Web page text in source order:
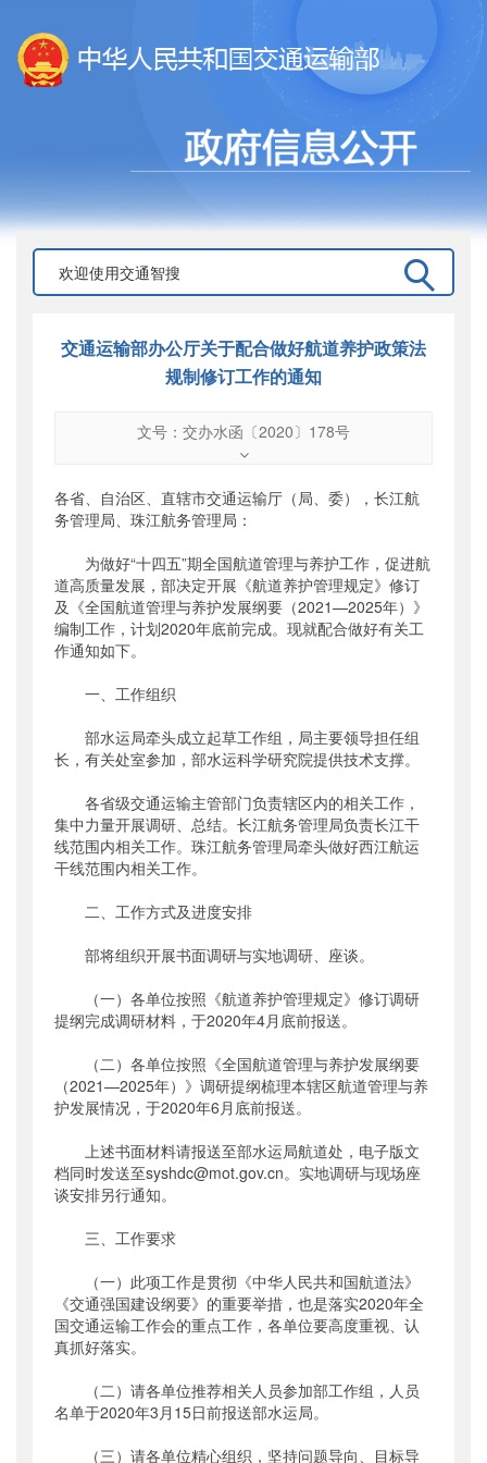
交通运输部办公厅关于配合做好航道养护政策法
规制修订工作的通知
文号：交办水函〔2020〕178号
交办水函〔2020〕178号
公开日期：2020年02月20日
机构分类：水运局
主题分类：其他
公文类型：部办公厅函
各省、自治区、直辖市交通运输厅（局、委），长江航
务管理局、珠江航务管理局：
为做好“十四五”期全国航道管理与养护工作，促进航
道高质量发展，部决定开展《航道养护管理规定》修订
及《全国航道管理与养护发展纲要（2021—2025年）》
编制工作，计划2020年底前完成。现就配合做好有关工
作通知如下。
一、工作组织
部水运局牵头成立起草工作组，局主要领导担任组
长，有关处室参加，部水运科学研究院提供技术支撑。
各省级交通运输主管部门负责辖区内的相关工作，
集中力量开展调研、总结。长江航务管理局负责长江干
线范围内相关工作。珠江航务管理局牵头做好西江航运
干线范围内相关工作。
二、工作方式及进度安排
部将组织开展书面调研与实地调研、座谈。
（一）各单位按照《航道养护管理规定》修订调研
提纲完成调研材料，于2020年4月底前报送。
（二）各单位按照《全国航道管理与养护发展纲要
（2021—2025年）》调研提纲梳理本辖区航道管理与养
护发展情况，于2020年6月底前报送。
上述书面材料请报送至部水运局航道处，电子版文
档同时发送至syshdc@mot.gov.cn。实地调研与现场座
谈安排另行通知。
三、工作要求
（一）此项工作是贯彻《中华人民共和国航道法》
《交通强国建设纲要》的重要举措，也是落实2020年全
国交通运输工作会的重点工作，各单位要高度重视、认
真抓好落实。
（二）请各单位推荐相关人员参加部工作组，人员
名单于2020年3月15日前报送部水运局。
（三）请各单位精心组织，坚持问题导向、目标导